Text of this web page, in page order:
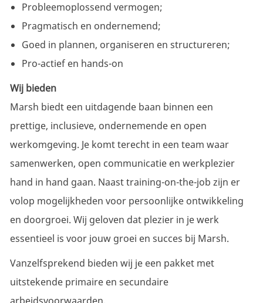
Probleemoplossend vermogen;
Pragmatisch en ondernemend;
Goed in plannen, organiseren en structureren;
Pro-actief en hands-on
Wij bieden
Marsh biedt een uitdagende baan binnen een
prettige, inclusieve, ondernemende en open
werkomgeving. Je komt terecht in een team waar
samenwerken, open communicatie en werkplezier
hand in hand gaan. Naast training-on-the-job zijn er
volop mogelijkheden voor persoonlijke ontwikkeling
en doorgroei. Wij geloven dat plezier in je werk
essentieel is voor jouw groei en succes bij Marsh.
Vanzelfsprekend bieden wij je een pakket met
uitstekende primaire en secundaire